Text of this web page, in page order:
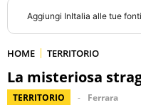
Aggiungi InItalia alle tue
HOME TERRITORIO
La misteriosa
TERRITORIO Ferrara